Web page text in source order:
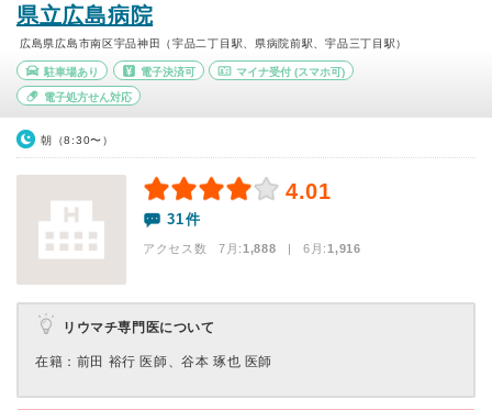
県立広島病院
広島県広島市南区宇品神田（宇品二丁目駅、県病院前駅、宇品三丁目駅）
駐車場あり 電子決済可 マイナ受付 (スマホ可)
電子処方せん対応
朝（8:30〜）
4.01
31件
アクセス数 7月:1,888 | 6月:1,916
リウマチ専門医について
在籍：前田 裕行 医師、谷本 琢也 医師